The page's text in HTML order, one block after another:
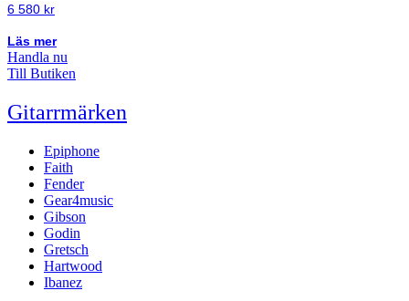
6 580 kr
Läs mer
Handla nu
Till Butiken
Gitarrmärken
Epiphone
Faith
Fender
Gear4music
Gibson
Godin
Gretsch
Hartwood
Ibanez